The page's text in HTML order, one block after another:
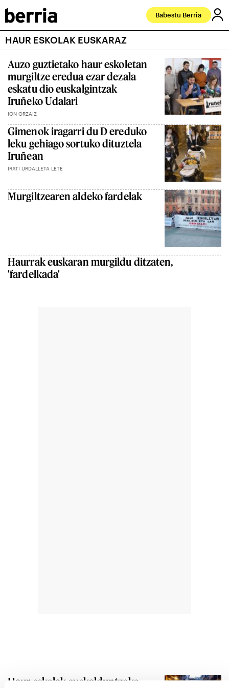
Babestu Berria
HAUR ESKOLAK EUSKARAZ
Auzo guztietako haur eskoletan
murgiltze eredua ezar dezala
eskatu dio euskalgintzak
Iruñeko Udalari
ION ORZAIZ
Gimenok iragarri du D ereduko
leku gehiago sortuko dituztela
Iruñean
IRATI URDALLETA LETE
Murgiltzearen aldeko fardelak
Haurrak euskaran murgildu ditzaten,
'fardelkada'
Haur eskolak euskalduntzeko